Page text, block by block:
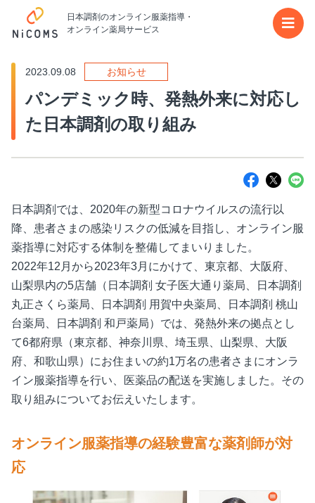
日本調剤のオンライン服薬指導・
オンライン薬局サービス
メイ
2023.09.08 お知らせ
パンデミック時、発熱外来に対応し
た日本調剤の取り組み
日本調剤では、2020年の新型コロナウイルスの流行以
降、患者さまの感染リスクの低減を目指し、オンライン服
薬指導に対応する体制を整備してまいりました。
2022年12月から2023年3月にかけて、東京都、大阪府、
山梨県内の5店舗（日本調剤 女子医大通り薬局、日本調剤
丸正さくら薬局、日本調剤 用賀中央薬局、日本調剤 桃山
台薬局、日本調剤 和戸薬局）では、発熱外来の拠点とし
て6都府県（東京都、神奈川県、埼玉県、山梨県、大阪
府、和歌山県）にお住まいの約1万名の患者さまにオンラ
イン服薬指導を行い、医薬品の配送を実施しました。その
取り組みについてお伝えいたします。
オンライン服薬指導の経験豊富な薬剤師が対
応